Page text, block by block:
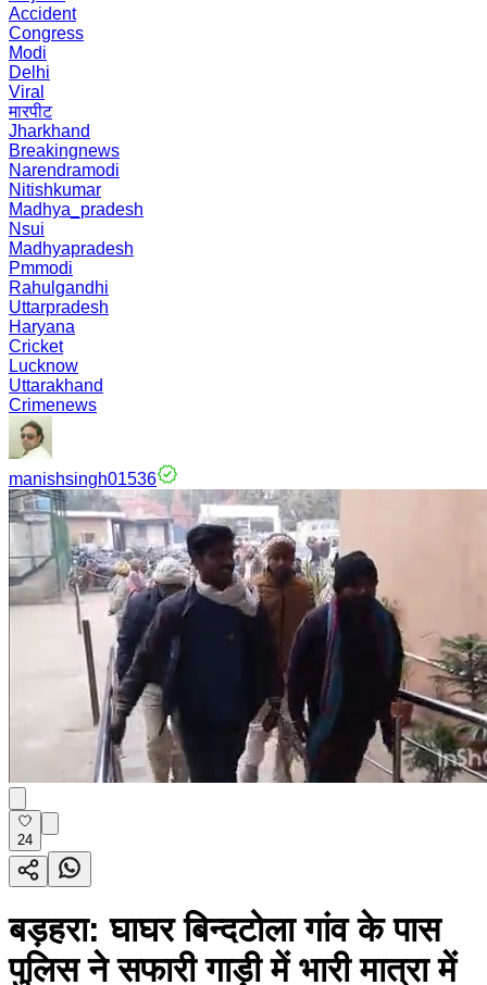
Accident
Congress
Modi
Delhi
Viral
मारपीट
Jharkhand
Breakingnews
Narendramodi
Nitishkumar
Madhya_pradesh
Nsui
Madhyapradesh
Pmmodi
Rahulgandhi
Uttarpradesh
Haryana
Cricket
Lucknow
Uttarakhand
Crimenews
manishsingh01536
24
बड़हरा: घाघर बिन्दटोला गांव के पास
पुलिस ने सफारी गाड़ी में भारी मात्रा में